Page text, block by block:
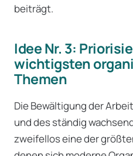
beiträgt.
Idee Nr. 3:
wichtigsten
Themen
Die Bewältigung der
und des ständig
zweifellos eine der